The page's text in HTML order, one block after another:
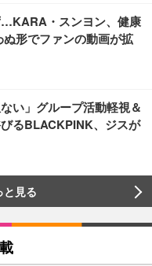
・スンヨン、健康
形でファンの動画が拡
い」グループ活動軽視＆
るBLACKPINK、ジスが
と見る